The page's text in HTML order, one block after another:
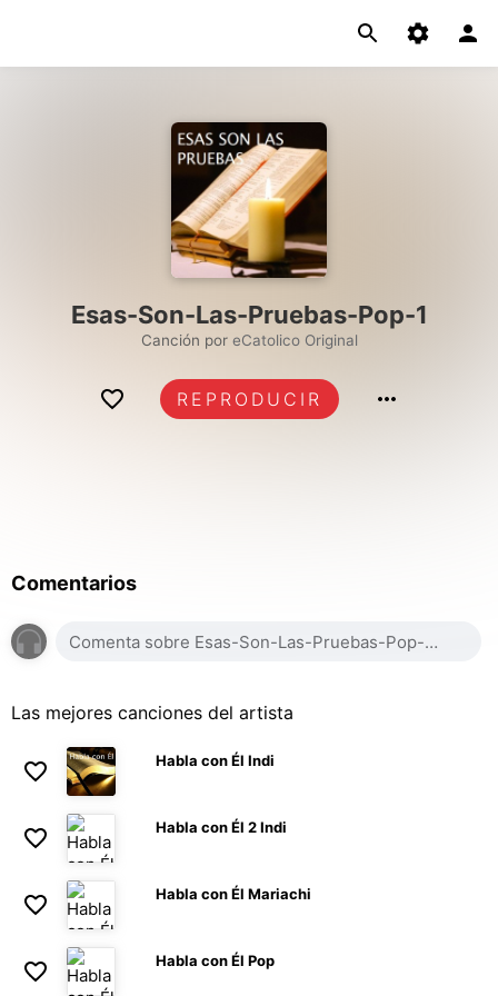
Esas-Son-Las-Pruebas-Pop-1
Canción por eCatolico Original
REPRODUCIR
Comentarios
Las mejores canciones del artista
Habla con Él Indi
Habla con Él 2 Indi
Habla con Él Mariachi
Habla con Él Pop